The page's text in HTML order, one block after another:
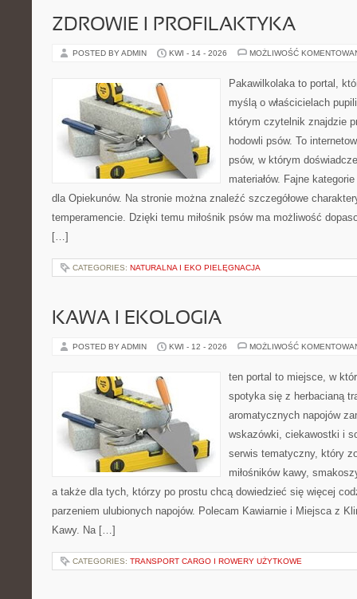
ZDROWIE I PROFILAKTYKA
POSTED BY ADMIN KWI - 14 - 2026 MOŻLIWOŚĆ
Pakawilkolaka to portal,
myślą o właścicielach
którym czytelnik znajdzie
hodowli psów. To
psów, w którym
materiałów. Fajne
dla Opiekunów. Na stronie można znaleźć szczegółowe
temperamencie. Dzięki temu miłośnik psów ma możliwość
[…]
CATEGORIES: NATURALNA I EKO PIELĘGNACJA
KAWA I EKOLOGIA
POSTED BY ADMIN KWI - 12 - 2026 MOŻLIWOŚĆ
ten portal to miejsce, w
spotyka się z herbacianą
aromatycznych napojów
wskazówki, ciekawostki i
serwis tematyczny, który
miłośników kawy,
a także dla tych, którzy po prostu chcą dowiedzieć się więcej
parzeniem ulubionych napojów. Polecam Kawiarnie i Miejsca z
Kawy. Na […]
CATEGORIES: TRANSPORT CARGO I ROWERY UŻYTKOWE